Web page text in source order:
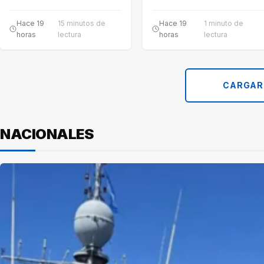
Hace 19
horas
15 minutos de
lectura
Hace 19
horas
1 minuto de
lectura
NACIONALES